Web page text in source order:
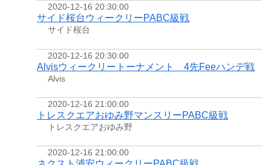
2020-12-16 20:30:00
サイド桜台ウィークリーPABC級戦
サイド桜台
2020-12-16 20:30:00
Alvisウィークリートーナメント 4先Feeハンデ戦
Alvis
2020-12-16 21:00:00
トレスクエアおゆみ野マンスリーPABC級戦
トレスクエアおゆみ野
2020-12-16 21:00:00